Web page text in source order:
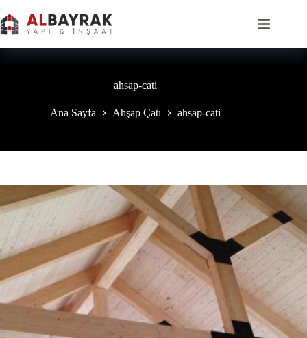
to
content
ahsap-cati
Ana Sayfa Ahşap Çatı ahsap-cati